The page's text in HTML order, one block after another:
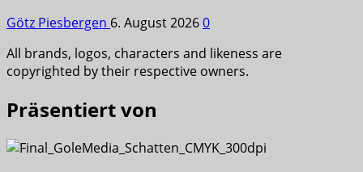
Götz Piesbergen 6. August 20260
All brands, logos, characters and likeness are
copyrighted by their respective owners.
Präsentiert von